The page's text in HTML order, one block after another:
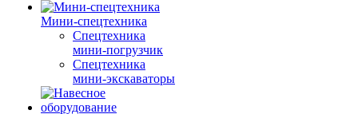
Мини-спецтехника
Спецтехника
мини-погрузчик
Спецтехника
мини-экскаваторы